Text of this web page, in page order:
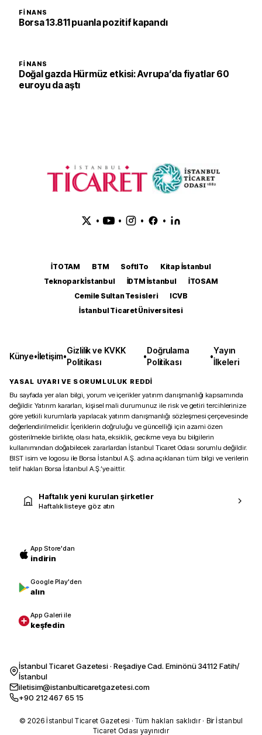
FINANS
Borsa 13.811 puanla pozitif kapandı
FINANS
Doğal gazda Hürmüz etkisi: Avrupa’da fiyatlar 60
euroyu da aştı
• • • •
İTOTAM BTM SoftITo
Kitap İstanbul
Teknopark İstanbul
İDTM İstanbul
İTOSAM
Cemile Sultan Tesisleri
ICVB
İstanbul Ticaret Üniversitesi
Künye•İletişim•
Gizlilik ve KVKK
Politikası
•
Doğrulama
Politikası
•
Yayın
İlkeleri
YASAL UYARI VE SORUMLULUK REDDİ
Bu sayfada yer alan bilgi, yorum ve içerikler yatırım danışmanlığı kapsamında
değildir. Yatırım kararları, kişisel mali durumunuz ile risk ve getiri tercihlerinize
göre yetkili kurumlarla yapılacak yatırım danışmanlığı sözleşmesi çerçevesinde
değerlendirilmelidir. İçeriklerin doğruluğu ve güncelliği için azami özen
gösterilmekle birlikte, olası hata, eksiklik, gecikme veya bu bilgilerin
kullanımından doğabilecek zararlardan İstanbul Ticaret Odası sorumlu değildir.
BIST isim ve logosu ile Borsa İstanbul A.Ş. adına açıklanan tüm bilgi ve verilerin
telif hakları Borsa İstanbul A.Ş.’ye aittir.
Haftalık yeni kurulan şirketler
Haftalık listeye göz atın
App Store'dan
indirin
Google Play'den
alın
App Galeri ile
keşfedin
İstanbul Ticaret Gazetesi · Reşadiye Cad. Eminönü 34112 Fatih/
İstanbul
iletisim@istanbulticaretgazetesi.com
+90 212 467 65 15
© 2026 İstanbul Ticaret Gazetesi · Tüm hakları saklıdır · Bir İstanbul
Ticaret Odası yayınıdır